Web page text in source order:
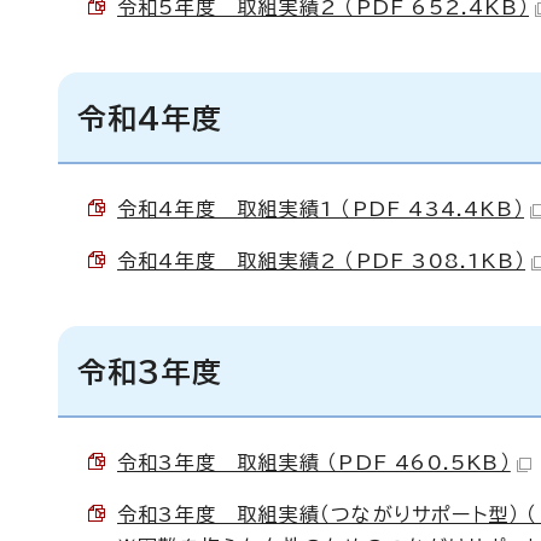
令和5年度 取組実績2 （PDF 652.4KB）
令和4年度
令和4年度 取組実績1 （PDF 434.4KB）
令和4年度 取組実績2 （PDF 308.1KB）
令和3年度
令和3年度 取組実績 （PDF 460.5KB）
令和3年度 取組実績（つながりサポート型